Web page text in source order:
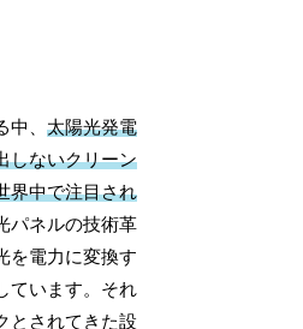
中、太陽光発電
しないクリーン
界中で注目され
パネルの技術革
を電力に変換す
ています。それ
とされてきた設